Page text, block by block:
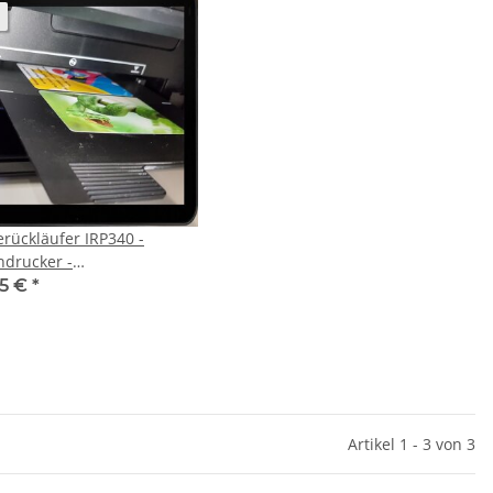
IRP340 -
-
- ID
€ *
Artikel 1 - 3 von 3